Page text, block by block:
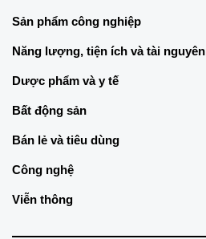
Sản phẩm công nghiệp
Năng lượng, tiện ích và tài nguyên
Dược phẩm và y tế
Bất động sản
Bán lẻ và tiêu dùng
Công nghệ
Viễn thông